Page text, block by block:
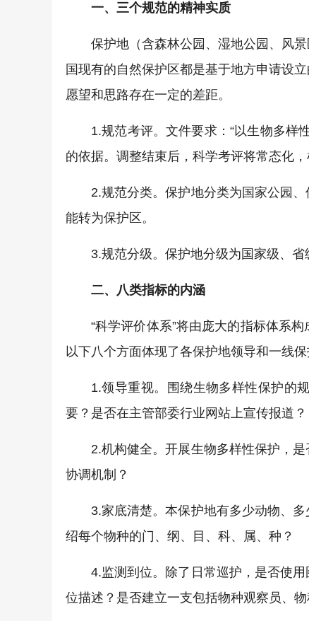
一、三个规范的精神实质
保护地（含森林公园、湿地公园、风
国现有的自然保护区都是基于地方申请设
愿望和思路存在一定的差距。
1.规范考评。文件要求：“以生物多样
的依据。调整结束后，科学考评将常态化
2.规范分类。保护地分类为国家公园
能转为保护区。
3.规范分级。保护地分级为国家级、
二、八类指标的内涵
“科学评价体系”将由庞大的指标体系
以下八个方面体现了各保护地领导和一线
1.领导重视。围绕生物多样性保护的
要？是否在主管部委行业网站上宣传报道？
2.机构健全。开展生物多样性保护，
协调机制？
3.家底清楚。本保护地有多少动物、
绍每个物种的门、纲、目、科、属、种？
4.监测到位。除了日常巡护，是否使
位描述？是否建立一支包括物种观察员、